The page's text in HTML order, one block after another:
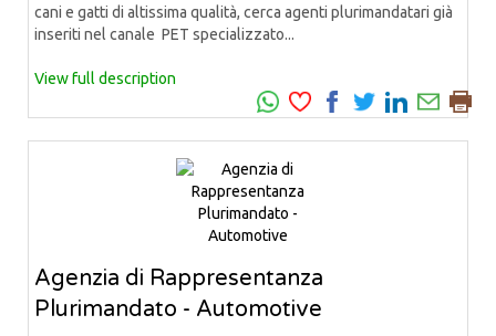
cani e gatti di altissima qualità, cerca agenti plurimandatari già
inseriti nel canale PET specializzato...
View full description
Agenzia di Rappresentanza
Plurimandato - Automotive